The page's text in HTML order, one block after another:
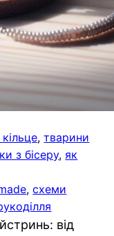
, тварини
з бісеру, як
, схеми
від